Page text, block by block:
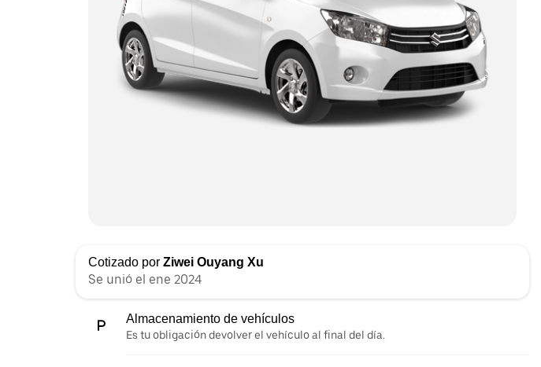
Cotizado por Ziwei Ouyang Xu
Se unió el ene 2024
Almacenamiento de vehículos
Es tu obligación devolver el vehículo al final del día.